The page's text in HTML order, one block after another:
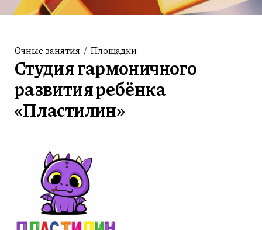
Очные занятия / Площадки
Студия гармоничного
развития ребёнка
«Пластилин»